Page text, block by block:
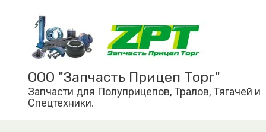
ООО "Запчасть Прицеп Торг"
Запчасти для Полуприцепов, Тралов, Тягачей и
Спецтехники.